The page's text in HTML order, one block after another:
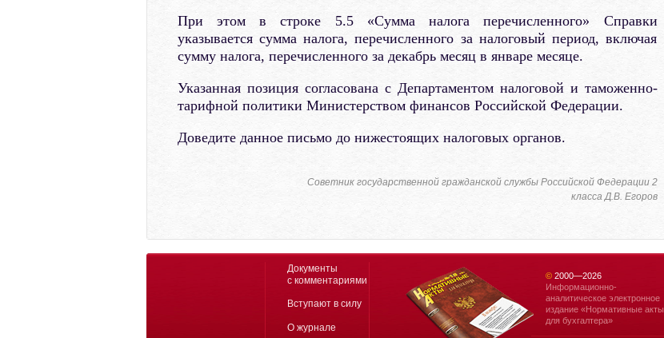
При этом в строке 5.5 «Сумма налога перечисленного» Справки
указывается сумма налога, перечисленного за налоговый период, включая
сумму налога, перечисленного за декабрь месяц в январе месяце.
Указанная позиция согласована с Департаментом налоговой и таможенно-
тарифной политики Министерством финансов Российской Федерации.
Доведите данное письмо до нижестоящих налоговых органов.
Советник государственной гражданской службы Российской Федерации 2
класса Д.В. Егоров
Документы
с комментариями
Вступают в силу
О журнале
©2000—2026
Информационно-
аналитическое электронное
издание «Нормативные акты
для бухгалтера»